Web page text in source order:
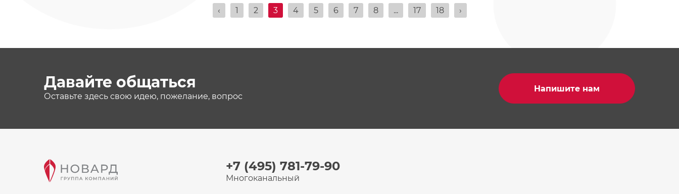
‹ 1 2 3 4 5 6 7 8 ... 17 18 ›
Давайте общаться
Оставьте здесь свою идею, пожелание, вопрос
Напишите нам
+7 (495) 781-79-90
Многоканальный